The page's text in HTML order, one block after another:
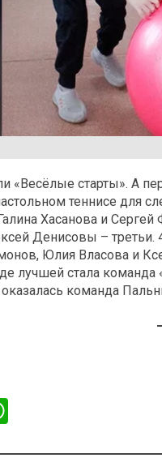
«Весёлые старты». А
теннисе для
Хасанова и
Денисовы –
Юлия Власова и
лучшей стала
команда